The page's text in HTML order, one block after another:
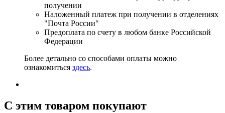
получении
Наложенный платеж при получении в отделениях
"Почта России"
Предоплата по счету в любом банке Российской
Федерации
Более детально со способами оплаты можно
ознакомиться здесь.
C этим товаром покупают